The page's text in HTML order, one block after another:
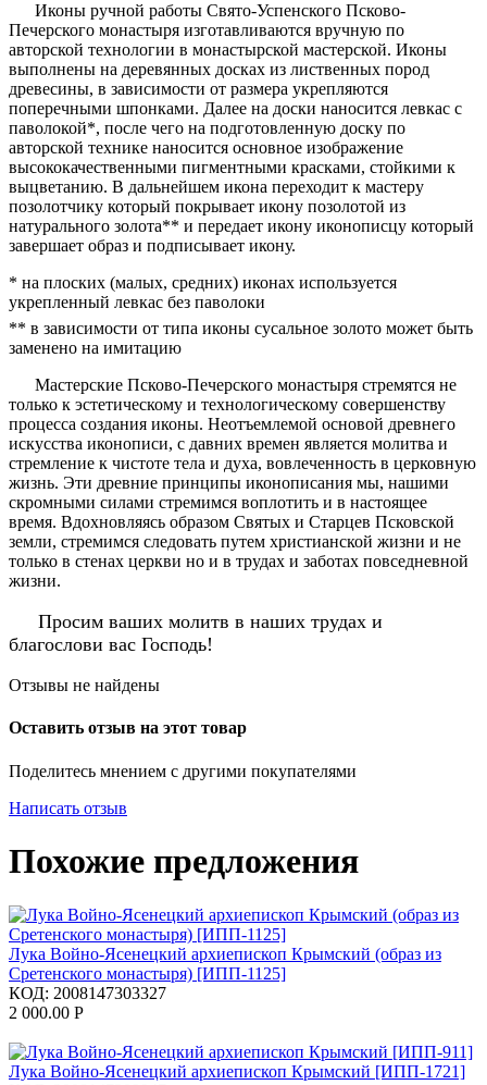
Иконы ручной работы Свято-Успенского Псково-
Печерского монастыря изготавливаются вручную по
авторской технологии в монастырской мастерской. Иконы
выполнены на деревянных досках из лиственных пород
древесины, в зависимости от размера укрепляются
поперечными шпонками. Далее на доски наносится левкас с
паволокой*, после чего на подготовленную доску по
авторской технике наносится основное изображение
высококачественными пигментными красками, стойкими к
выцветанию. В дальнейшем икона переходит к мастеру
позолотчику который покрывает икону позолотой из
натурального золота** и передает икону иконописцу который
завершает образ и подписывает икону.
* на плоских (малых, средних) иконах используется
укрепленный левкас без паволоки
** в зависимости от типа иконы сусальное золото может быть
заменено на имитацию
Мастерские Псково-Печерского монастыря стремятся не
только к эстетическому и технологическому совершенству
процесса создания иконы. Неотъемлемой основой древнего
искусства иконописи, с давних времен является молитва и
стремление к чистоте тела и духа, вовлеченность в церковную
жизнь. Эти древние принципы иконописания мы, нашими
скромными силами стремимся воплотить и в настоящее
время. Вдохновляясь образом Святых и Старцев Псковской
земли, стремимся следовать путем христианской жизни и не
только в стенах церкви но и в трудах и заботах повседневной
жизни.
Просим ваших молитв в наших трудах и
благослови вас Господь!
Отзывы не найдены
Оставить отзыв на этот товар
Поделитесь мнением с другими покупателями
Написать отзыв
Похожие предложения
Лука Войно-Ясенецкий архиепископ Крымский (образ из
Сретенского монастыря) [ИПП-1125]
КОД: 2008147303327
2 000.00 Р
Лука Войно-Ясенецкий архиепископ Крымский [ИПП-1721]